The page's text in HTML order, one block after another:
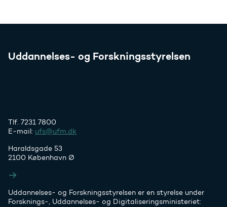
Uddannelses- og Forskningsstyrelsen
Tlf. 7231 7800
E-mail: ufs@ufm.dk
Haraldsgade 53
2100 København Ø
Uddannelses- og Forskningsstyrelsen er en styrelse under
Forsknings-, Uddannelses- og Digitaliseringsministeriet: